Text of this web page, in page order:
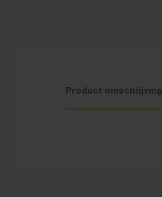
Product omschrijving